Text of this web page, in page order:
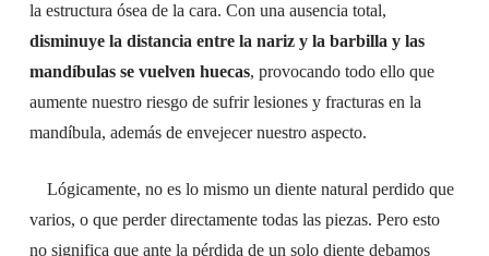
la estructura ósea de la cara. Con una ausencia total,
disminuye la distancia entre la nariz y la barbilla y las
mandíbulas se vuelven huecas, provocando todo ello que
aumente nuestro riesgo de sufrir lesiones y fracturas en la
mandíbula, además de envejecer nuestro aspecto.
Lógicamente, no es lo mismo un diente natural perdido que
varios, o que perder directamente todas las piezas. Pero esto
no significa que ante la pérdida de un solo diente debamos